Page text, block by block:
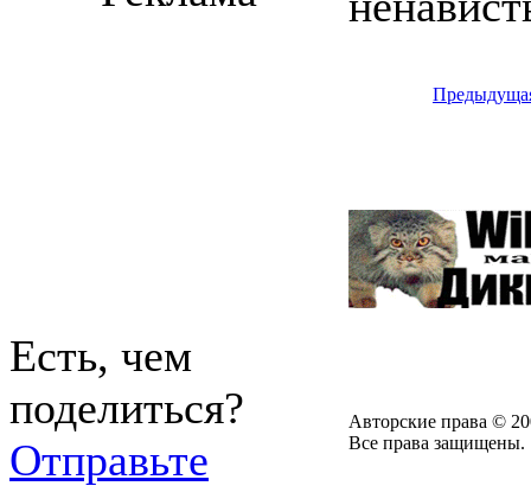
Есть, чем
поделиться?
Отправьте
Авторские права ©
Все права защищены.